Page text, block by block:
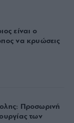
είναι ο
να κρυώσεις
Προσωρινή
των